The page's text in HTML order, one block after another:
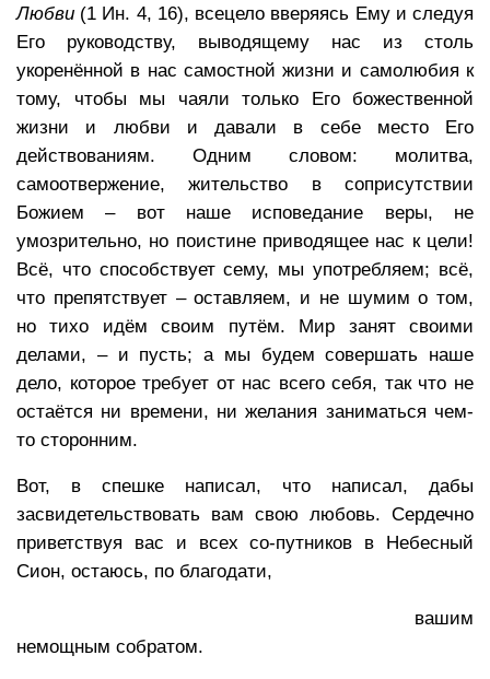
Любви (1 Ин. 4, 16), всецело вверяясь Ему и следуя
Его руководству, выводящему нас из столь
укоренённой в нас самостной жизни и самолюбия к
тому, чтобы мы чаяли только Его божественной
жизни и любви и давали в себе место Его
действованиям. Одним словом: молитва,
самоотвержение, жительство в соприсутствии
Божием – вот наше исповедание веры, не
умозрительно, но поистине приводящее нас к цели!
Всё, что способствует сему, мы употребляем; всё,
что препятствует – оставляем, и не шумим о том,
но тихо идём своим путём. Мир занят своими
делами, – и пусть; а мы будем совершать наше
дело, которое требует от нас всего себя, так что не
остаётся ни времени, ни желания заниматься чем-
то сторонним.
Вот, в спешке написал, что написал, дабы
засвидетельствовать вам свою любовь. Сердечно
приветствуя вас и всех со-путников в Небесный
Сион, остаюсь, по благодати,
вашим
немощным собратом.